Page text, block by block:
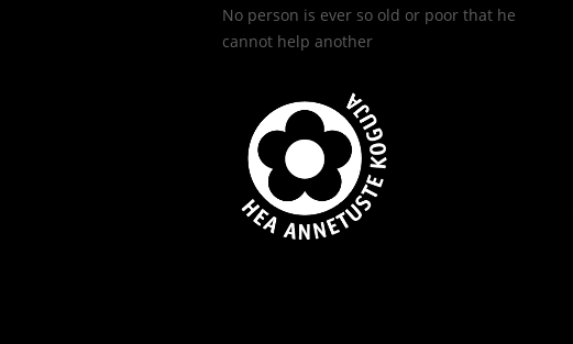
No person is ever so old or poor that he
cannot help another